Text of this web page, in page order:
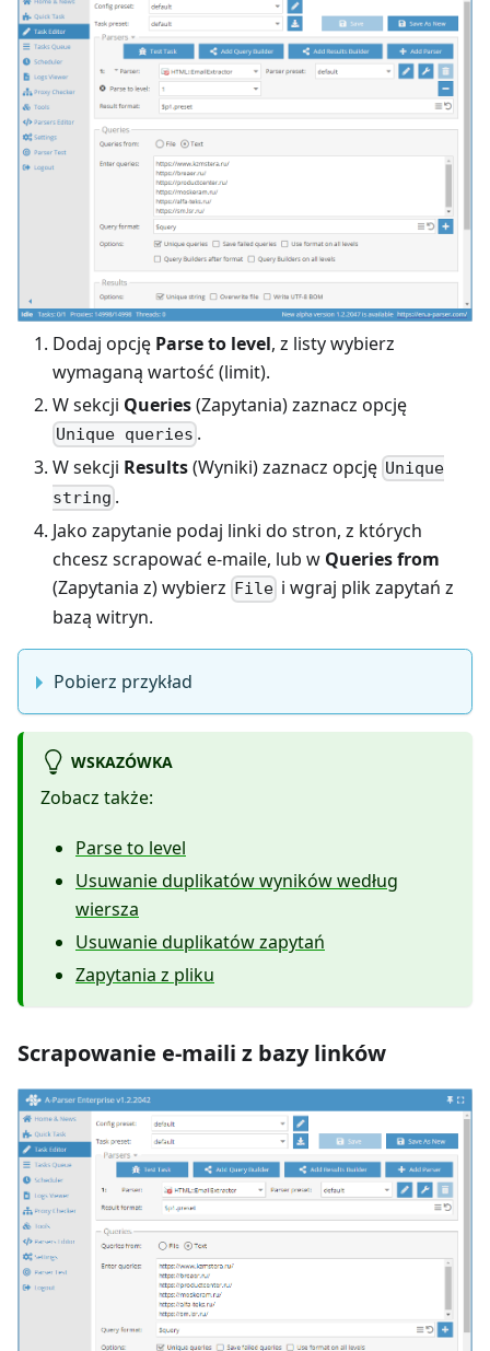
Dodaj opcję Parse to level, z listy wybierz
wymaganą wartość (limit).
W sekcji Queries(Zapytania) zaznacz opcję
Unique queries .
W sekcji Results(Wyniki) zaznacz opcję Unique
string .
Jako zapytanie podaj linki do stron, z których
chcesz scrapować e-maile, lub w Queries from
(Zapytania z) wybierz
File i wgraj plik zapytań z
bazą witryn.
Pobierz przykład
WSKAZÓWKA
Zobacz także:
Parse to level
Usuwanie duplikatów wyników według
wiersza
Usuwanie duplikatów zapytań
Zapytania z pliku
Scrapowanie e-maili z bazy linków